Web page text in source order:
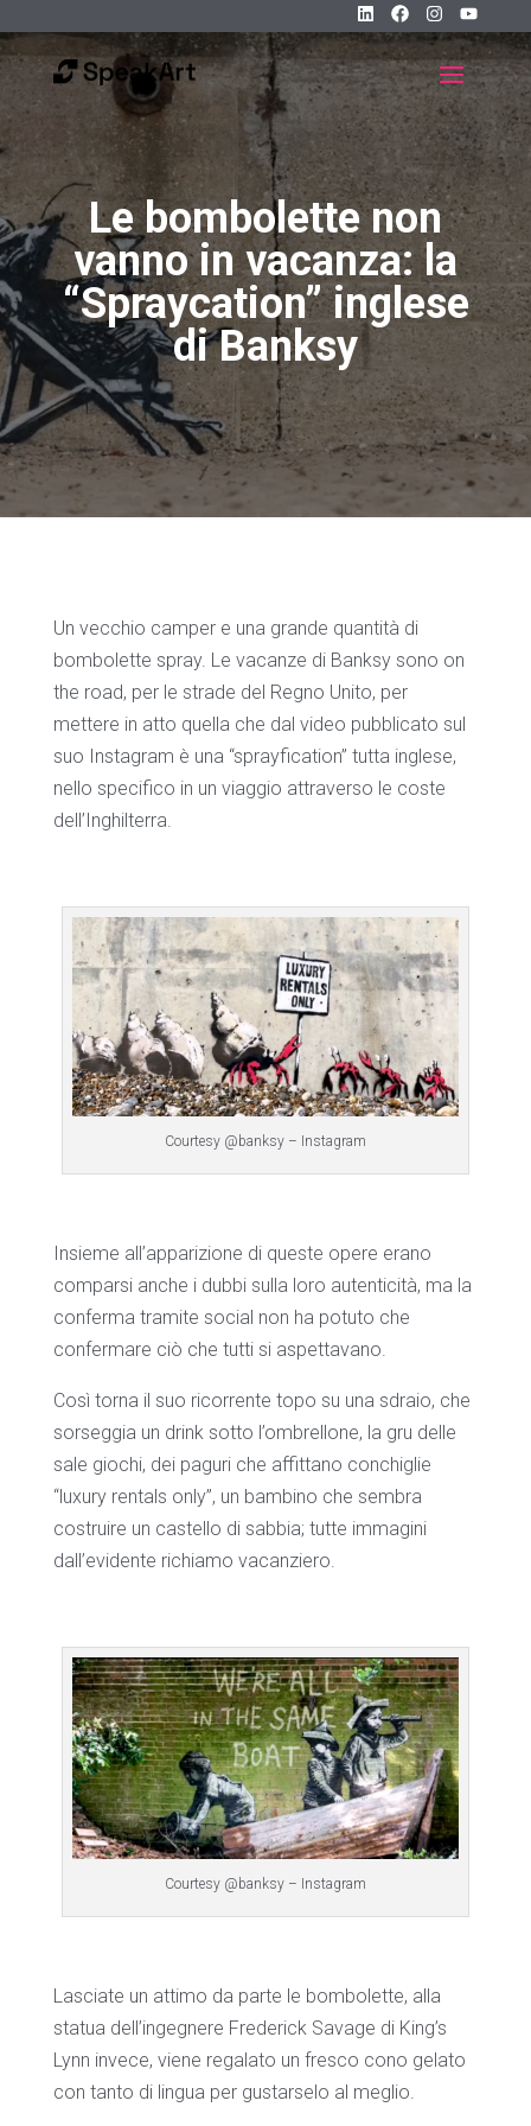
Le bombolette non
vanno in vacanza: la
“Spraycation” inglese
di Banksy
Un vecchio camper e una grande quantità di
bombolette spray. Le vacanze di Banksy sono on
the road, per le strade del Regno Unito, per
mettere in atto quella che dal video pubblicato sul
suo Instagram è una “sprayfication” tutta inglese,
nello specifico in un viaggio attraverso le coste
dell’Inghilterra.
Courtesy @banksy – Instagram
Insieme all’apparizione di queste opere erano
comparsi anche i dubbi sulla loro autenticità, ma la
conferma tramite social non ha potuto che
confermare ciò che tutti si aspettavano.
Così torna il suo ricorrente topo su una sdraio, che
sorseggia un drink sotto l’ombrellone, la gru delle
sale giochi, dei paguri che affittano conchiglie
“luxury rentals only”, un bambino che sembra
costruire un castello di sabbia; tutte immagini
dall’evidente richiamo vacanziero.
Courtesy @banksy – Instagram
Lasciate un attimo da parte le bombolette, alla
statua dell’ingegnere Frederick Savage di King’s
Lynn invece, viene regalato un fresco cono gelato
con tanto di lingua per gustarselo al meglio.